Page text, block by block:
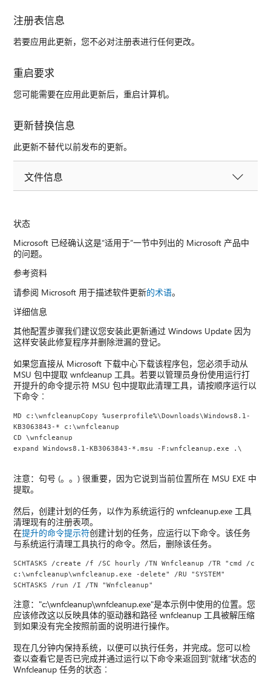
注册表信息
若要应用此更新，您不必对注册表进行任何更改。
重启要求
您可能需要在应用此更新后，重启计算机。
更新替换信息
此更新不替代以前发布的更新。
文件信息
状态
Microsoft 已经确认这是“适用于”一节中列出的 Microsoft 产品中
的问题。
参考资料
请参阅 Microsoft 用于描述软件更新的术语。
详细信息
其他配置步骤我们建议您安装此更新通过 Windows Update 因为
这样安装此修复程序并删除泄漏的登记。
如果您直接从 Microsoft 下载中心下载该程序包，您必须手动从
MSU 包中提取 wnfcleanup 工具。若要以管理员身份使用运行打
开提升的命令提示符 MSU 包中提取此清理工具，请按顺序运行以
下命令︰
MD c:\wnfcleanupCopy %userprofile%\Downloads\Windows8.1-
KB3063843-* c:\wnfcleanup
CD \wnfcleanup
expand Windows8.1-KB3063843-*.msu -F:wnfcleanup.exe .\
注意：句号 (。。) 很重要，因为它说到当前位置所在 MSU EXE 中
提取。
然后，创建计划的任务，以作为系统运行的 wnfcleanup.exe 工具
清理现有的注册表项。
在提升的命令提示符创建计划的任务，应运行以下命令。该任务
与系统运行清理工具执行的命令。然后，删除该任务。
SCHTASKS /create /f /SC hourly /TN Wnfcleanup /TR "cmd /c
c:\wnfcleanup\wnfcleanup.exe -delete" /RU "SYSTEM"
SCHTASKS /run /I /TN "Wnfcleanup"
注意："c:\wnfcleanup\wnfcleanup.exe"是本示例中使用的位置。您
应该修改这以反映具体的驱动器和路径 wnfcleanup 工具被解压缩
到如果没有完全按照前面的说明进行操作。
现在几分钟内保持系统，以便可以执行任务，并完成。您可以检
查以查看它是否已完成并通过运行以下命令来返回到"就绪"状态的
Wnfcleanup 任务的状态︰